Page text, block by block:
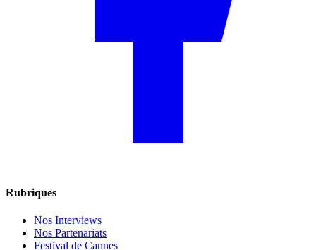
Rubriques
Nos Interviews
Nos Partenariats
Festival de Cannes